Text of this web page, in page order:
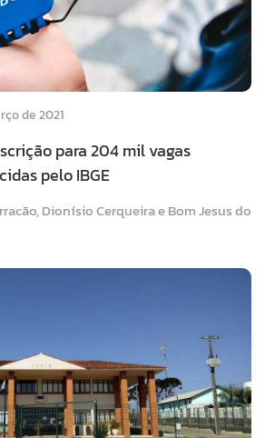
de 2021
para 204 mil vagas
pelo IBGE
Dionísio Cerqueira e Bom Jesus do